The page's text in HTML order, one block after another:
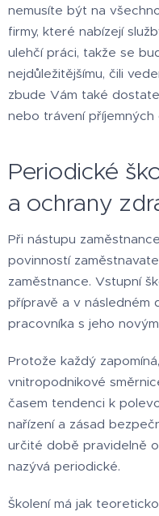
nemusíte být na
firmy, které nabízejí
ulehčí práci, takže se
nejdůležitějšímu, čili
zbude Vám také
nebo trávení příjemných
Periodické
a ochrany
Při nástupu
povinností
zaměstnance. Vstupní
přípravě a v následném
pracovníka s jeho
Protože každý
vnitropodnikové
časem tendenci k
nařízení a zásad
určité době pravidelně
nazývá periodické.
Školení má jak